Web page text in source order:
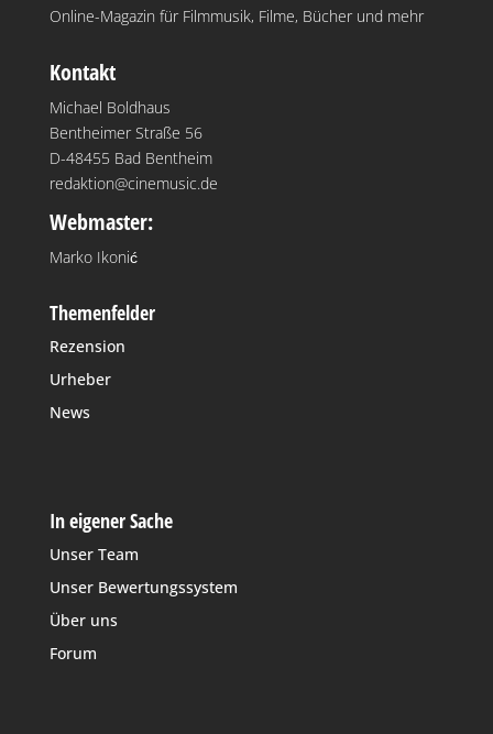
Online-Magazin für Filmmusik, Filme, Bücher und mehr
Kontakt
Michael Boldhaus
Bentheimer Straße 56
D-48455 Bad Bentheim
redaktion@cinemusic.de
Webmaster:
Marko Ikonić
Themenfelder
Rezension
Urheber
News
In eigener Sache
Unser Team
Unser Bewertungssystem
Über uns
Forum